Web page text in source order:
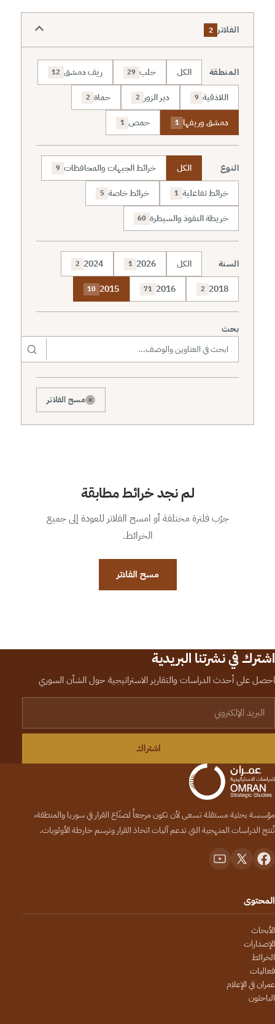
الفلاتر 2
المنطقة الكل حلب 29 ريف دمشق 12
اللاذقية 9 دير الزور 2 حماة 2
دمشق وريفها 1 حمص 1
النوع الكل خرائط الجبهات والمحافظات 9
خرائط تفاعلية 1 خرائط خاصة 5
خريطة النفوذ والسيطرة 60
السنة الكل 2026
1
2024
2
2018
2
2016
71
2015
10
بحث
× مسح الفلاتر
لم نجد خرائط مطابقة
جرّب فلترة مختلفة أو امسح الفلاتر للعودة إلى جميع
الخرائط.
مسح الفلاتر
اشترك في نشرتنا البريدية
احصل على أحدث الدراسات والتقارير الاستراتيجية حول الشأن السوري
اشتراك
مؤسسة بحثية مستقلة تسعى لأن تكون مرجعاً لصنّاع القرار في سوريا والمنطقة،
تُنتج الدراسات المنهجية التي تدعم آليات اتخاذ القرار وترسم خارطة الأولويات.
المحتوى
الأبحاث
الإصدارات
الخرائط
فعاليات
عمران في الإعلام
الباحثون